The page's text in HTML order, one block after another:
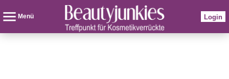
Menü Login